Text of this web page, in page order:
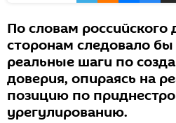
По словам российского
сторонам следовало
реальные шаги по
доверия, опираясь на
позицию по
урегулированию.